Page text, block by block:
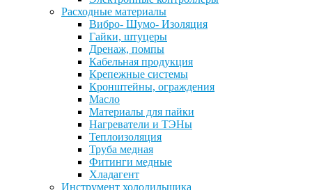
Расходные материалы
Вибро- Шумо- Изоляция
Гайки, штуцеры
Дренаж, помпы
Кабельная продукция
Крепежные системы
Кронштейны, ограждения
Масло
Материалы для пайки
Нагреватели и ТЭНы
Теплоизоляция
Труба медная
Фитинги медные
Хладагент
Инструмент холодильщика